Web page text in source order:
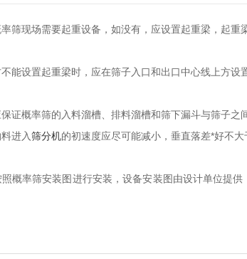
率筛现场需要起重设备，如没有，应设置起重梁，起
不能设置起重梁时，应在筛子入口和出口中心线上方
保证概率筛的入料溜槽、排料溜槽和筛下漏斗与筛子
进入筛分机的初速度应尽可能减小，垂直落差*好不
照概率筛安装图进行安装，设备安装图由设计单位提